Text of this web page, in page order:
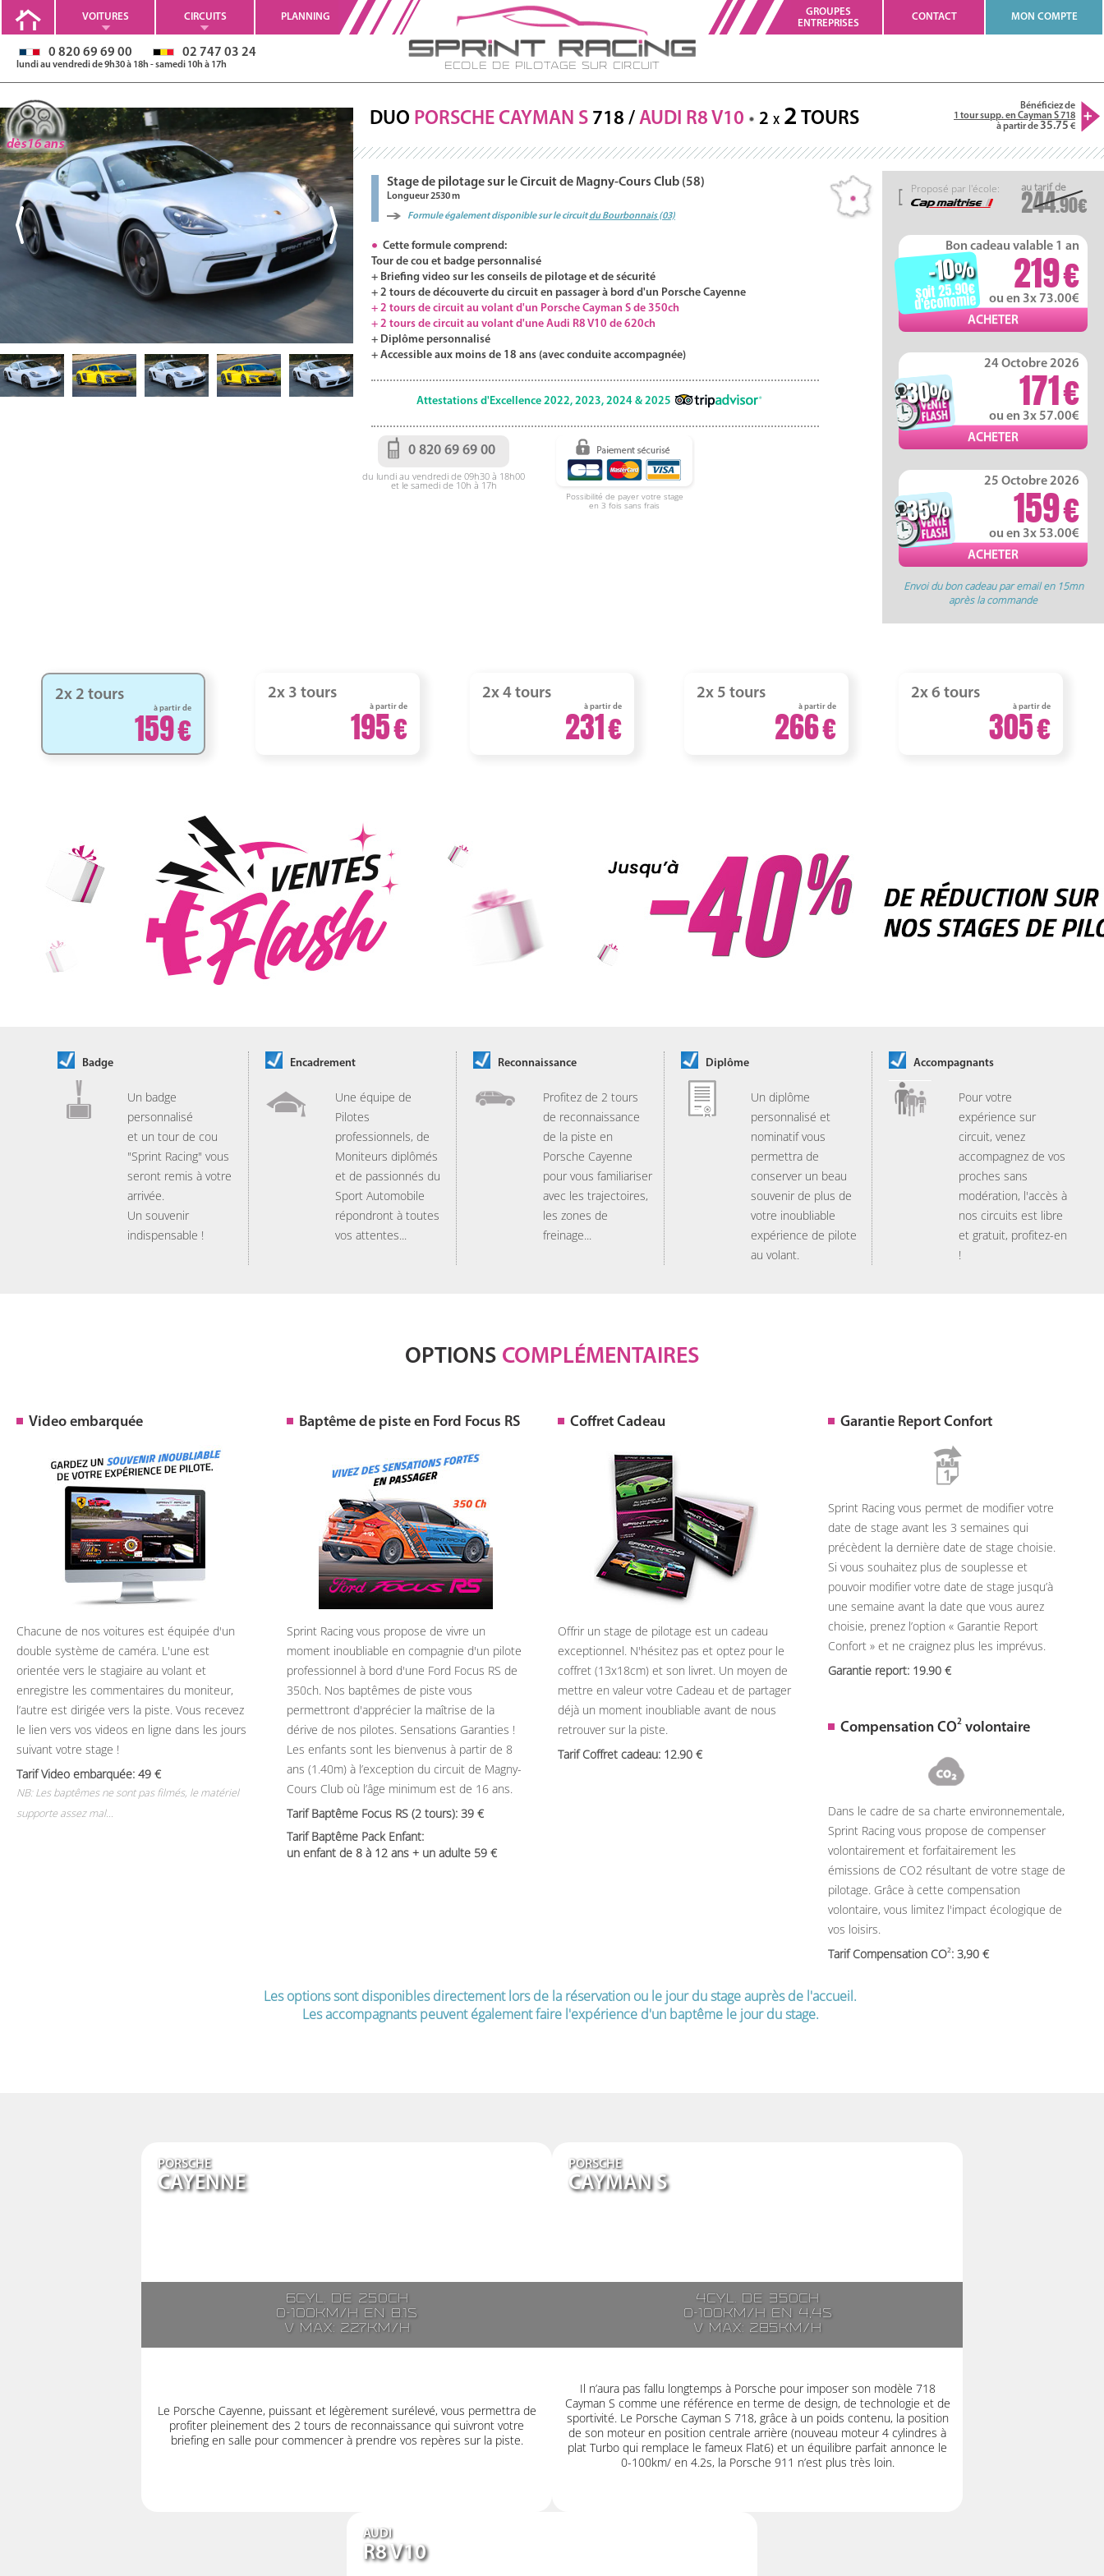
Ecole de Pilotage sur Circuit
VOITURES CIRCUITS PLANNING
GROUPES
ENTREPRISES
CONTACT MON COMPTE
0 820 69 69 00 02 747 03 24
lundi au vendredi de 9h30 à 18h - samedi 10h à 17h
Bénéficiez de
1 tour supp. en Cayman S 718
à partir de35.75
DUO PORSCHE CAYMAN S 718 / AUDI R8 V10 2 X 2 TOURS
244.90
Proposé par l'école:
Bon cadeau valable 1 an
219
ou en 3x 73.00
-10%
soit 25.90
d'économie
24 Octobre 2026
171
ou en 3x 57.00
-30%
25 Octobre 2026
159
ou en 3x 53.00
-35%
Envoi du bon cadeau par email en 15mn
après la commande
Stage de pilotage sur le Circuit de Magny-Cours Club (58)
Longueur 2530 m
Formule également disponible sur le circuitdu Bourbonnais (03)
Cette formule comprend:
Tour de cou et badge personnalisé
+ Briefing video sur les conseils de pilotage et de sécurité
+ 2 tours de découverte du circuit en passager à bord d'un Porsche Cayenne
+ 2 tours de circuit au volant d'un Porsche Cayman S de 350ch
+ 2 tours de circuit au volant d'une Audi R8 V10 de 620ch
+ Diplôme personnalisé
+ Accessible aux moins de 18 ans (avec conduite accompagnée)
Attestations d'Excellence 2022, 2023, 2024 & 2025
0 820 69 69 00
du lundi au vendredi de 09h30 à 18h00
et le samedi de 10h à 17h
Possibilité de payer votre stage
en 3 fois sans frais
2x 2 tours
à partir de
159
2x 3 tours
à partir de
195
2x 4 tours
à partir de
231
2x 5 tours
à partir de
266
2x 6 tours
à partir de
305
Badge
Un badge
personnalisé
et un tour de cou
"Sprint Racing" vous
seront remis à votre
arrivée.
Un souvenir
indispensable !
Encadrement
Une équipe de
Pilotes
professionnels, de
Moniteurs diplômés
et de passionnés du
Sport Automobile
répondront à toutes
vos attentes...
Reconnaissance
Profitez de 2 tours
de reconnaissance
de la piste en
Porsche Cayenne
pour vous familiariser
avec les trajectoires,
les zones de
freinage...
Diplôme
Un diplôme
personnalisé et
nominatif vous
permettra de
conserver un beau
souvenir de plus de
votre inoubliable
expérience de pilote
au volant.
Accompagnants
Pour votre
expérience sur
circuit, venez
accompagnez de vos
proches sans
modération, l'accès à
nos circuits est libre
et gratuit, profitez-en
!
OPTIONS COMPLÉMENTAIRES
Video embarquée
Chacune de nos voitures est équipée d'un
double système de caméra. L'une est
orientée vers le stagiaire au volant et
enregistre les commentaires du moniteur,
l’autre est dirigée vers la piste. Vous recevez
le lien vers vos videos en ligne dans les jours
suivant votre stage !
Tarif Video embarquée: 49
NB: Les baptêmes ne sont pas filmés, le matériel
supporte assez mal...
Baptême de piste en Ford Focus RS
Sprint Racing vous propose de vivre un
moment inoubliable en compagnie d'un pilote
professionnel à bord d'une Ford Focus RS de
350ch. Nos baptêmes de piste vous
permettront d'apprécier la maîtrise de la
dérive de nos pilotes. Sensations Garanties !
Les enfants sont les bienvenus à partir de 8
ans (1.40m) à l’exception du circuit de Magny-
Cours Club où l’âge minimum est de 16 ans.
Tarif Baptême Focus RS (2 tours): 39
Tarif Baptême Pack Enfant:
un enfant de 8 à 12 ans + un adulte 59
Coffret Cadeau
Offrir un stage de pilotage est un cadeau
exceptionnel. N'hésitez pas et optez pour le
coffret (13x18cm) et son livret. Un moyen de
mettre en valeur votre Cadeau et de partager
déjà un moment inoubliable avant de nous
retrouver sur la piste.
Tarif Coffret cadeau: 12.90
Garantie Report Confort
Sprint Racing vous permet de modifier votre
date de stage avant les 3 semaines qui
précèdent la dernière date de stage choisie.
Si vous souhaitez plus de souplesse et
pouvoir modifier votre date de stage jusqu’à
une semaine avant la date que vous aurez
choisie, prenez l’option « Garantie Report
Confort » et ne craignez plus les imprévus.
Garantie report: 19.90
Compensation CO2volontaire
Dans le cadre de sa charte environnementale,
Sprint Racing vous propose de compenser
volontairement et forfaitairement les
émissions de CO2 résultant de votre stage de
pilotage. Grâce à cette compensation
volontaire, vous limitez l'impact écologique de
vos loisirs.
Tarif Compensation CO2: 3,90
Les options sont disponibles directement lors de la réservation ou le jour du stage auprès de l'accueil.
Les accompagnants peuvent également faire l'expérience d'un baptême le jour du stage.
PORSCHE
CAYENNE
6cyl. de 250ch
0-100km/h en 8.1s
V max: 227km/h
Le Porsche Cayenne, puissant et légèrement surélevé, vous permettra de
profiter pleinement des 2 tours de reconnaissance qui suivront votre
briefing en salle pour commencer à prendre vos repères sur la piste.
PORSCHE
CAYMAN S
4cyl. de 350ch
0-100km/h en 4,4s
V max: 285km/h
Il n’aura pas fallu longtemps à Porsche pour imposer son modèle 718
Cayman S comme une référence en terme de design, de technologie et de
sportivité. Le Porsche Cayman S 718, grâce à un poids contenu, la position
de son moteur en position centrale arrière (nouveau moteur 4 cylindres à
plat Turbo qui remplace le fameux Flat6) et un équilibre parfait annonce le
0-100km/ en 4.2s, la Porsche 911 n’est plus très loin.
AUDI
R8 V10